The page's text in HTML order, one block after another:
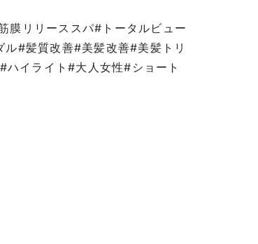
膜リリーススパ#トータルビュー
#髪質改善#美髪改善#美髪トリ
イライト#大人女性#ショート